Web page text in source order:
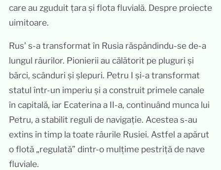
care au zguduit țara și flota fluvială. Despre proiecte
uimitoare.
Rus’ s-a transformat în Rusia răspândindu-se de-a
lungul râurilor. Pionierii au călătorit pe pluguri și
bărci, scânduri și șlepuri. Petru I și-a transformat
statul într-un imperiu și a construit primele canale
în capitală, iar Ecaterina a II-a, continuând munca lui
Petru, a stabilit reguli de navigație. Acestea s-au
extins în timp la toate râurile Rusiei. Astfel a apărut
o flotă „regulată” dintr-o mulțime pestriță de nave
fluviale.